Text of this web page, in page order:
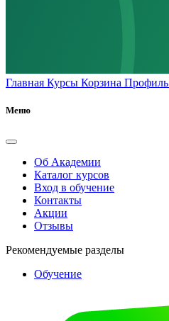
Главная Курсы Корзина Профиль
Меню
Об Академии
Каталог курсов
Вход в обучение
Контакты
Акции
Отзывы
Рекомендуемые разделы
Обучение